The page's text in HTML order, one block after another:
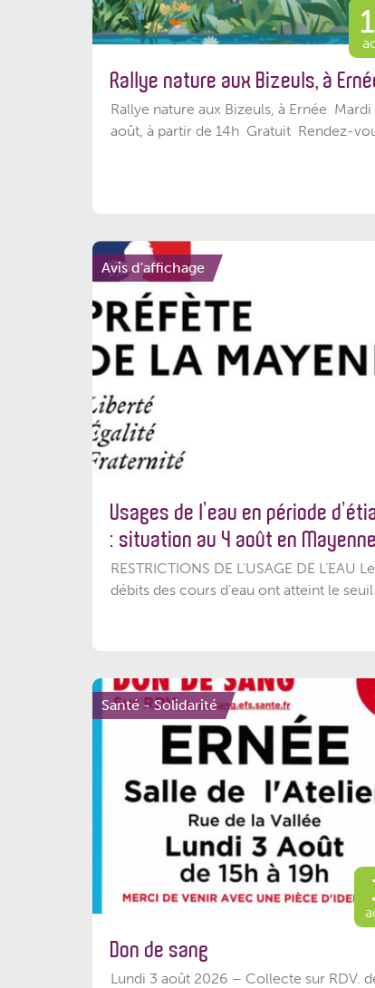
Rallye nature aux Bizeuls, à
Rallye nature aux Bizeuls, à Ernée Mardi
août, à partir de 14h Gratuit Rendez-
Avis d'affichage
Usages de l’eau en période
: situation au 4 août en Mayenne
RESTRICTIONS DE L’USAGE DE L’EAU
débits des cours d'eau ont atteint le seuil
Santé - Solidarité
Don de sang
Lundi 3 août 2026 – Collecte sur RDV.